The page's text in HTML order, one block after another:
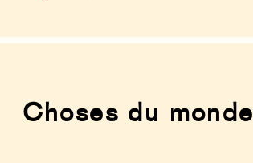
Choses du